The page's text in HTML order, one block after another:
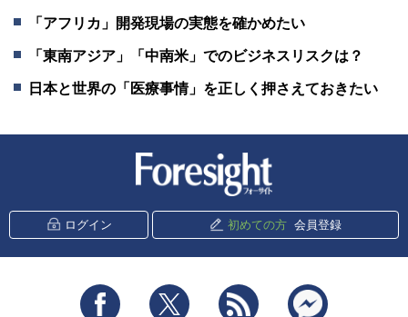
「アフリカ」開発現場の実態を確かめたい
「東南アジア」「中南米」でのビジネスリスクは？
日本と世界の「医療事情」を正しく押さえておきたい
ログイン 初めての方 会員登録
Facebook Twitter RSS